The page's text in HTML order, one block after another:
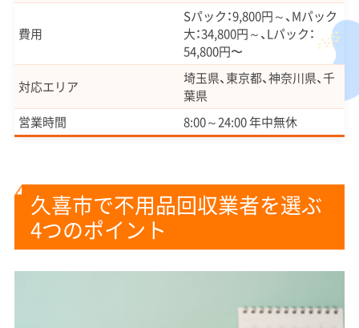
費用
Sパック：9,800円～、Mパック
大：34,800円～、Lパック：
54,800円〜
対応エリア
埼玉県、東京都、神奈川県、千
葉県
営業時間
8:00～24:00 年中無休
久喜市で不用品回収業者を選ぶ
4つのポイント